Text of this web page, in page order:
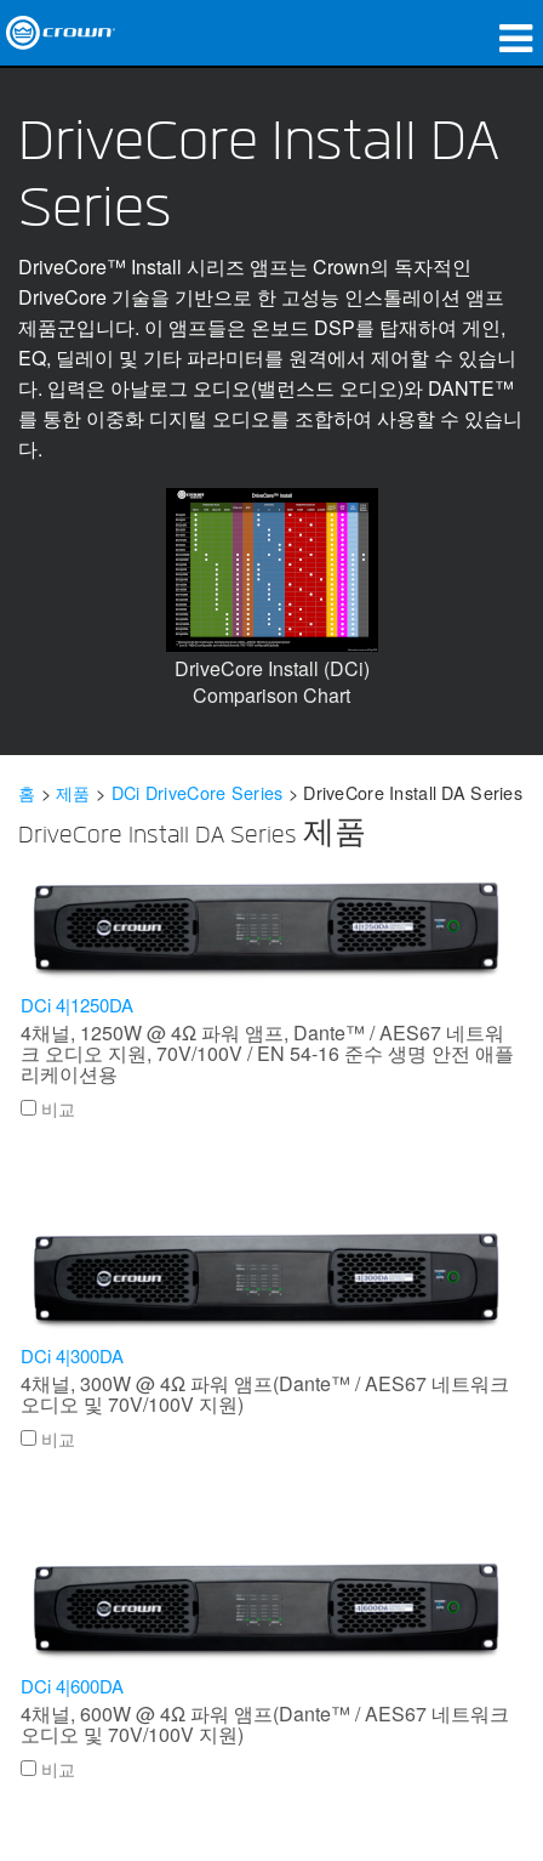
응용 분야
네트워크 오디오
사례 연구
회사 소개
교육
지원
언어/지역
DriveCore Install DA
Series
DriveCore™ Install 시리즈 앰프는 Crown의 독자적인
DriveCore 기술을 기반으로 한 고성능 인스톨레이션 앰프
제품군입니다. 이 앰프들은 온보드 DSP를 탑재하여 게인,
EQ, 딜레이 및 기타 파라미터를 원격에서 제어할 수 있습니
다. 입력은 아날로그 오디오(밸런스드 오디오)와 DANTE™
를 통한 이중화 디지털 오디오를 조합하여 사용할 수 있습니
다.
DriveCore Install (DCi)
Comparison Chart
홈 >제품 > DCi DriveCore Series > DriveCore Install DA Series
DriveCore Install DA Series 제품
DCi 4|1250DA
4채널, 1250W @ 4Ω 파워 앰프, Dante™ / AES67 네트워
크 오디오 지원, 70V/100V / EN 54-16 준수 생명 안전 애플
리케이션용
비교
DCi 4|300DA
4채널, 300W @ 4Ω 파워 앰프(Dante™ / AES67 네트워크
오디오 및 70V/100V 지원)
비교
DCi 4|600DA
4채널, 600W @ 4Ω 파워 앰프(Dante™ / AES67 네트워크
오디오 및 70V/100V 지원)
비교